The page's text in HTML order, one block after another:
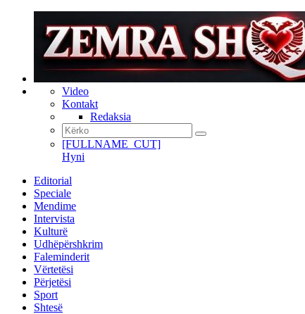
Video
Kontakt
Redaksia
[FULLNAME_CUT]
Hyni
Editorial
Speciale
Mendime
Intervista
Kulturë
Udhëpërshkrim
Faleminderit
Vërtetësi
Përjetësi
Sport
Shtesë